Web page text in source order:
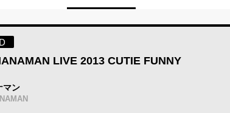
LIVE 2013 CUTIE FUNNY
マン